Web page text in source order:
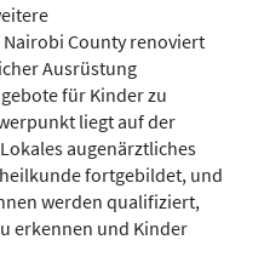
County renoviert
Ausrüstung
für Kinder zu
liegt auf der
augenärztliches
fortgebildet, und
werden qualifiziert,
erkennen und Kinder